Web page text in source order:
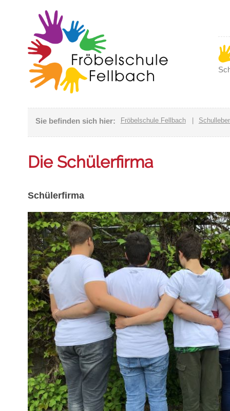
Sie befinden sich hier: Fröbelschule Fellbach|
Die Schülerfirma
Schülerfirma